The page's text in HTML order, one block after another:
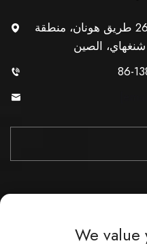
الغرفة 101، رقم 2، الشارع 2655 طريق هونان، منطقة
شنغهاي، الصين
We value